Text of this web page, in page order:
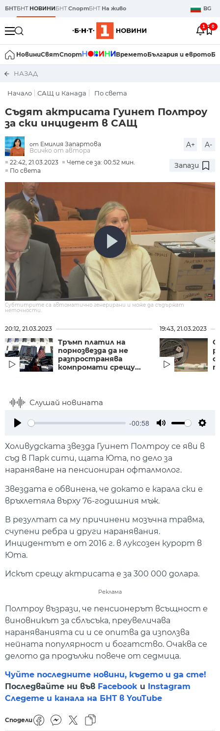
БНТБНТ НОВИНИБНТСпортБНТ На живо BG
1 0
НовиниСвятСпорт ВреметоБългария и еврото
НАЗАД
Начало САЩ и Канада По света
Съдят актрисата Гуинет Полтроу
за ски инцидент в САЩ
от Емилия Запартова
Всичко от автора
A+ A-
22:42, 21.03.2023
Чете се за: 00:52 мин.
По света
Запази
Субтитрите са автоматично генерирани и може да съдържат
неточности.
20:12, 21.03.2023
Тръмп платил на
порнозвезда да не
разпространява
компромати срещу...
19:43, 21.03.2023
Слушай новината
-00:58
Холивудската звезда Гуинет Полтроу се яви в
съд в Парк сити, щата Юта, по дело за
нараняване на пенсиониран офталмолог.
Звездата е обвинена, че докато е карала ски е
връхлетяла върху 76-годишния мъж.
В резултат са му причинени мозъчна травма,
счупени ребра и други наранявания.
Инцидентът е от 2016 г. в луксозен курорт в
Юта.
Искът срещу актрисата е за 300 000 долара.
Реклама
Полтроу възрази, че пенсионерът всъщност е
виновникът за сблъсъка, преувеличава
нараняванията си и се опитва да използва
нейната популярност и богатство. Очаква се
делото да продължи повече от седмица.
Чуйте последните новини, където и да сте!
Последвайте ни във Facebook и Instagram
Следете и канала на БНТ в YouTube
Сподели